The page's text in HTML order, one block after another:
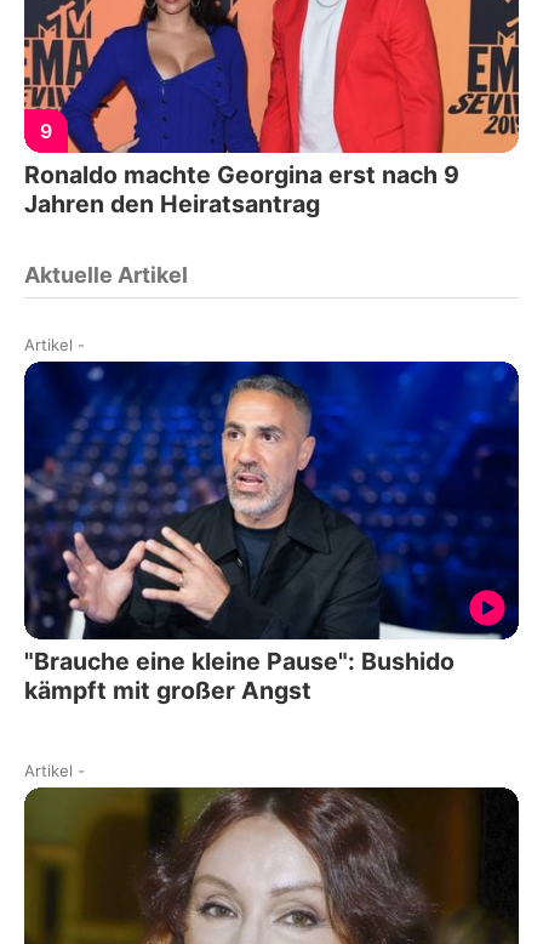
9
Ronaldo machte Georgina erst nach 9
Jahren den Heiratsantrag
Aktuelle Artikel
Artikel -
"Brauche eine kleine Pause": Bushido
kämpft mit großer Angst
Artikel -